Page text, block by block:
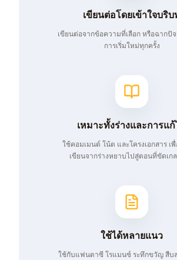
เขียนต่อโดยเข้าใจบริ
เขียนต่อจากข้อความที่เลือก หรือฉากปั
การเริ่มใหม่ทุกครั้ง
เหมาะทั้งร่างและการแ
ใช้คอมเมนต์ โน้ต และโครงเอกสาร เ
เขียนจากร่างหยาบไปสู่ตอนที่ขัดเก
ใช้ได้หลายแนว
ใช้กับแฟนตาซี โรแมนซ์ ระทึกขวัญ สืบ